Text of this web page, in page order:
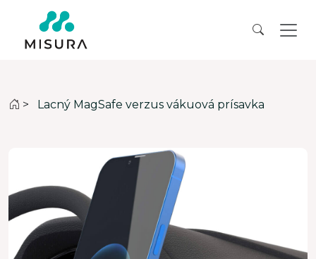
> Lacný MagSafe verzus vákuová prísavka